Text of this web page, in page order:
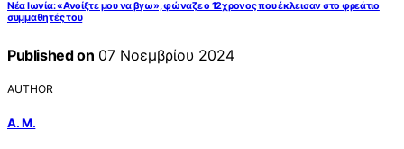
Νέα Ιωνία: «Ανοίξτε μου να βγω», φώναζε ο 12χρονος που έκλεισαν στο φρεάτιο
συμμαθητές του
Published on 07 Νοεμβρίου 2024
AUTHOR
Α. Μ.